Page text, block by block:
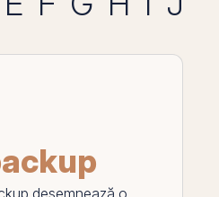
desemnează o